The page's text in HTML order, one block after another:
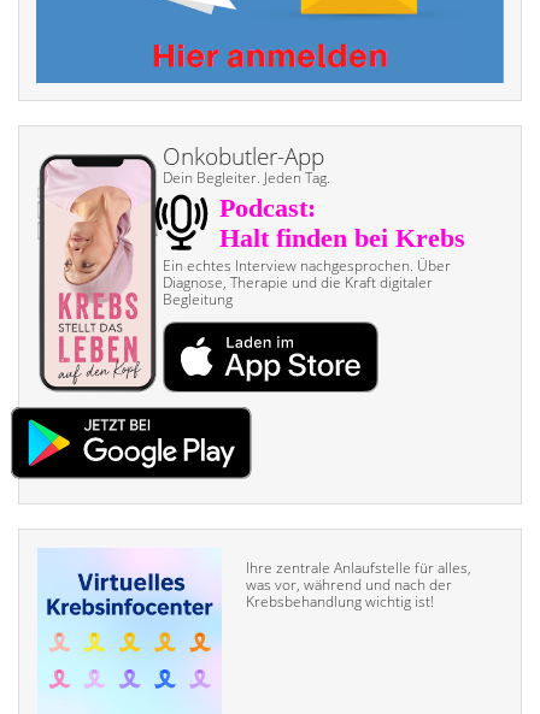
Onkobutler-App
Dein Begleiter. Jeden Tag.
Ein echtes Interview nach­gesprochen. Über
Diagnose, Therapie und die Kraft digitaler
Begleitung
Ihre zentrale Anlaufstelle für alles,
was vor, während und nach der
Krebsbehandlung wichtig ist!